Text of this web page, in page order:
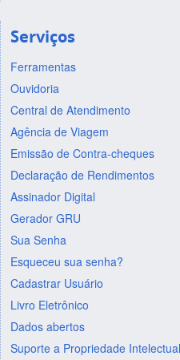
Serviços
Ferramentas
Ouvidoria
Central de Atendimento
Agência de Viagem
Emissão de Contra-cheques
Declaração de Rendimentos
Assinador Digital
Gerador GRU
Sua Senha
Esqueceu sua senha?
Cadastrar Usuário
Livro Eletrônico
Dados abertos
Suporte a Propriedade Intelectual